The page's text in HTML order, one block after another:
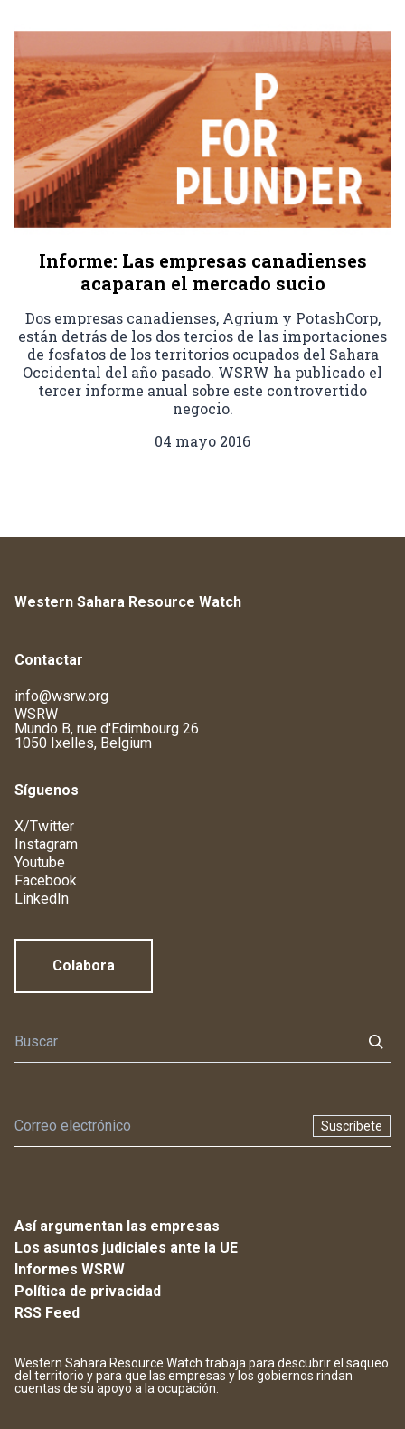
Informe: Las empresas canadienses
acaparan el mercado sucio
Dos empresas canadienses, Agrium y PotashCorp,
están detrás de los dos tercios de las importaciones
de fosfatos de los territorios ocupados del Sahara
Occidental del año pasado. WSRW ha publicado el
tercer informe anual sobre este controvertido
negocio.
04 mayo 2016
Western Sahara Resource Watch
Contactar
info@wsrw.org
WSRW
Mundo B, rue d'Edimbourg 26
1050 Ixelles, Belgium
Síguenos
X/Twitter
Instagram
Youtube
Facebook
LinkedIn
Colabora
Suscríbete
Así argumentan las empresas
Los asuntos judiciales ante la UE
Informes WSRW
Política de privacidad
RSS Feed
Western Sahara Resource Watch trabaja para descubrir el saqueo
del territorio y para que las empresas y los gobiernos rindan
cuentas de su apoyo a la ocupación.